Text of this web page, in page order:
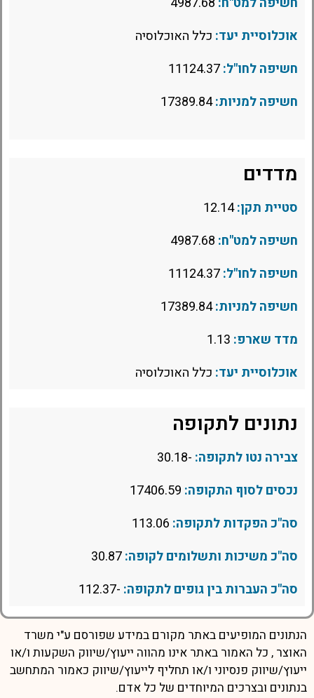
אוכלוסיית יעד: כלל האוכלוסיה
חשיפה לחו"ל:
חשיפה למניות:17389.84
מדדים
סטיית תקן:12.14
חשיפה למט"ח:
חשיפה לחו"ל:
חשיפה למניות:17389.84
מדד שארפ:
אוכלוסיית יעד: כלל האוכלוסיה
נתונים לתקופה
צבירה נטו לתקופה: -30.18
נכסים לסוף התקופה:
סה"כ הפקדות לתקופה:
סה"כ משיכות ותשלומים לקופה:
סה"כ העברות בין גופים לתקופה: -112.37
הנתונים המופיעים באתר מקורם במידע שפורסם ע"י משרד
האוצר , כל האמור באתר אינו מהווה ייעוץ/שיווק השקעות ו/או
ייעוץ/שיווק פנסיוני ו/או תחליף לייעוץ/שיווק כאמור המתחשב
בנתונים ובצרכים המיוחדים של כל אדם.